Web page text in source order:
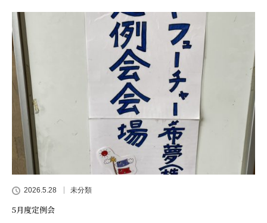
2026.5.28 未分類
5月度定例会